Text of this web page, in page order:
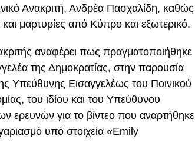
Ανακριτή, Ανδρέα Πασχαλίδη, καθώς
μαρτυρίες από Κύπρο και εξωτερικό.
αναφέρει πως πραγματοποιήθηκε
της Δημοκρατίας, στην παρουσία
Υπεύθυνης Εισαγγελέως του Ποινικού
του ιδίου και του Υπεύθυνου
ερευνών για το βίντεο που αναρτήθηκε
υπό στοιχεία «Emily